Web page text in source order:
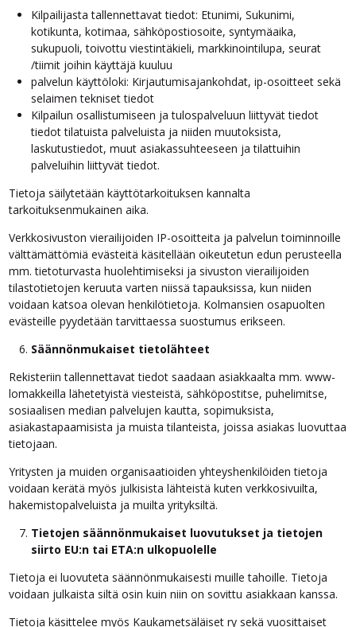
Kilpailijasta tallennettavat tiedot: Etunimi, Sukunimi,
kotikunta, kotimaa, sähköpostiosoite, syntymäaika,
sukupuoli, toivottu viestintäkieli, markkinointilupa, seurat
/tiimit joihin käyttäjä kuuluu
palvelun käyttöloki: Kirjautumisajankohdat, ip-osoitteet sekä
selaimen tekniset tiedot
Kilpailun osallistumiseen ja tulospalveluun liittyvät tiedot
tiedot tilatuista palveluista ja niiden muutoksista,
laskutustiedot, muut asiakassuhteeseen ja tilattuihin
palveluihin liittyvät tiedot.
Tietoja säilytetään käyttötarkoituksen kannalta
tarkoituksenmukainen aika.
Verkkosivuston vierailijoiden IP-osoitteita ja palvelun toiminnoille
välttämättömiä evästeitä käsitellään oikeutetun edun perusteella
mm. tietoturvasta huolehtimiseksi ja sivuston vierailijoiden
tilastotietojen keruuta varten niissä tapauksissa, kun niiden
voidaan katsoa olevan henkilötietoja. Kolmansien osapuolten
evästeille pyydetään tarvittaessa suostumus erikseen.
Säännönmukaiset tietolähteet
Rekisteriin tallennettavat tiedot saadaan asiakkaalta mm. www-
lomakkeilla lähetetyistä viesteistä, sähköpostitse, puhelimitse,
sosiaalisen median palvelujen kautta, sopimuksista,
asiakastapaamisista ja muista tilanteista, joissa asiakas luovuttaa
tietojaan.
Yritysten ja muiden organisaatioiden yhteyshenkilöiden tietoja
voidaan kerätä myös julkisista lähteistä kuten verkkosivuilta,
hakemistopalveluista ja muilta yrityksiltä.
Tietojen säännönmukaiset luovutukset ja tietojen
siirto EU:n tai ETA:n ulkopuolelle
Tietoja ei luovuteta säännönmukaisesti muille tahoille. Tietoja
voidaan julkaista siltä osin kuin niin on sovittu asiakkaan kanssa.
Tietoja käsittelee myös Kaukametsäläiset ry sekä vuosittaiset